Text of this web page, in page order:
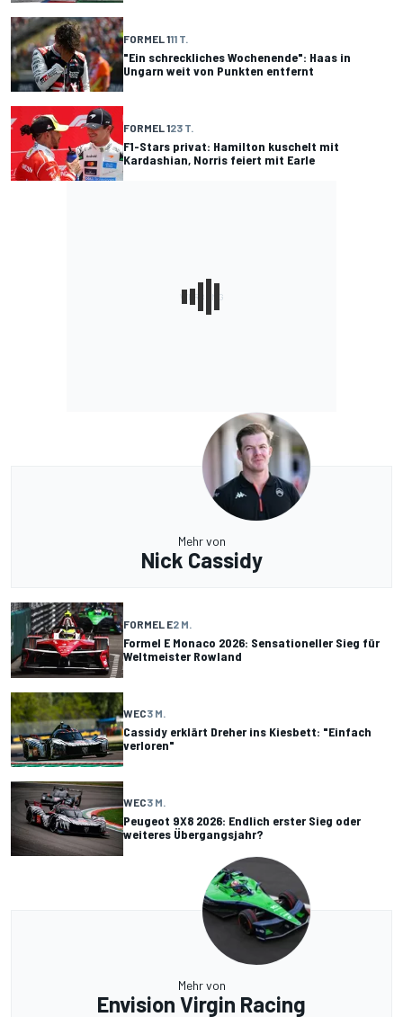
FORMEL 111 T.
"Ein schreckliches Wochenende": Haas in
Ungarn weit von Punkten entfernt
FORMEL 123 T.
F1-Stars privat: Hamilton kuschelt mit
Kardashian, Norris feiert mit Earle
Mehr von
Nick Cassidy
FORMEL E2 M.
Formel E Monaco 2026: Sensationeller Sieg für
Weltmeister Rowland
WEC3 M.
Cassidy erklärt Dreher ins Kiesbett: "Einfach
verloren"
WEC3 M.
Peugeot 9X8 2026: Endlich erster Sieg oder
weiteres Übergangsjahr?
Mehr von
Envision Virgin Racing